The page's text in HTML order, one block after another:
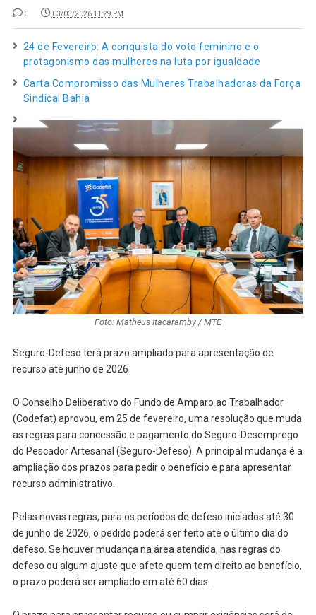
0 03/03/2026 11:29 PM
24 de Fevereiro: A conquista do voto feminino e o
protagonismo das mulheres na luta por igualdade
Carta Compromisso das Mulheres Trabalhadoras da Força
Sindical Bahia
Foto: Matheus Itacaramby / MTE
Seguro-Defeso terá prazo ampliado para apresentação de
recurso até junho de 2026
O Conselho Deliberativo do Fundo de Amparo ao Trabalhador
(Codefat) aprovou, em 25 de fevereiro, uma resolução que muda
as regras para concessão e pagamento do Seguro-Desemprego
do Pescador Artesanal (Seguro-Defeso). A principal mudança é a
ampliação dos prazos para pedir o benefício e para apresentar
recurso administrativo.
Pelas novas regras, para os períodos de defeso iniciados até 30
de junho de 2026, o pedido poderá ser feito até o último dia do
defeso. Se houver mudança na área atendida, nas regras do
defeso ou algum ajuste que afete quem tem direito ao benefício,
o prazo poderá ser ampliado em até 60 dias.